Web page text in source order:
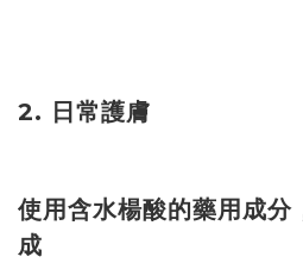
2. 日常護膚
使用含水楊酸的藥用成分
成